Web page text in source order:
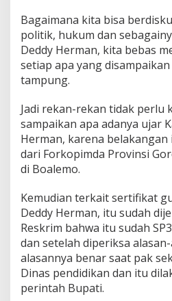
Bagaimana kita bisa
politik, hukum dan
Deddy Herman, kita bebas
setiap apa yang
tampung.
Jadi rekan-rekan tidak perlu
sampaikan apa adanya ujar
Herman, karena
dari Forkopimda Provinsi
di Boalemo.
Kemudian terkait sertifikat
Deddy Herman, itu sudah
Reskrim bahwa itu sudah
dan setelah diperiksa
alasannya benar saat pak
Dinas pendidikan dan itu
perintah Bupati.